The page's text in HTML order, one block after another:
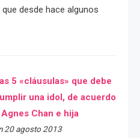
desde hace algunos
5 «cláusulas» que debe
una idol, de acuerdo
Agnes Chan e hija
20 agosto 2013